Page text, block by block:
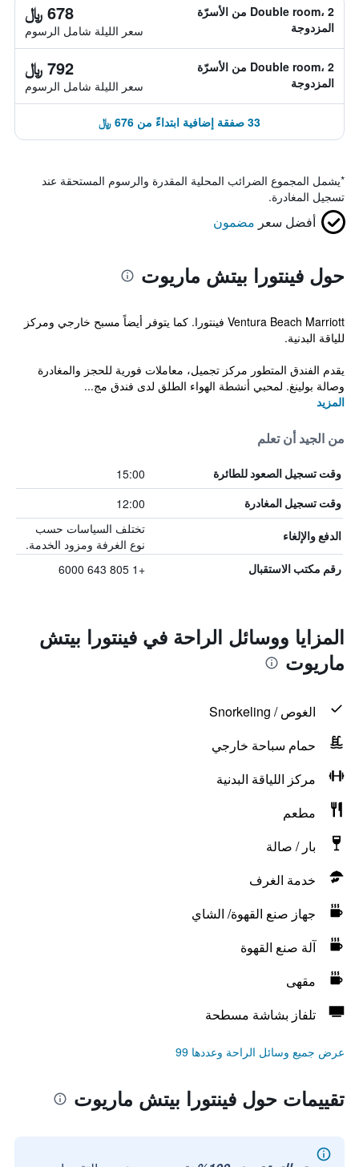
Double room، 2 من الأسرّة
المزدوجة
678 ﷼
سعر الليلة شامل الرسوم
Double room، 2 من الأسرّة
المزدوجة
792 ﷼
سعر الليلة شامل الرسوم
33 صفقة إضافية ابتداءً من 676 ﷼
*يشمل المجموع الضرائب المحلية المقدرة والرسوم المستحقة عند
تسجيل المغادرة.
أفضل سعر مضمون
حول فينتورا بيتش ماريوت
Ventura Beach Marriott فينتورا. كما يتوفر أيضاً مسبح خارجي ومركز
للياقة البدنية.
يقدم الفندق المتطور مركز تجميل، معاملات فورية للحجز والمغادرة
وصالة بولينغ. لمحبي أنشطة الهواء الطلق لدى فندق مج...
المزيد
من الجيد أن تعلم
وقت تسجيل الصعود للطائرة 15:00
وقت تسجيل المغادرة 12:00
الدفع والإلغاء
تختلف السياسات حسب
نوع الغرفة ومزود الخدمة.
رقم مكتب الاستقبال +1 805 643 6000
المزايا ووسائل الراحة في فينتورا بيتش
ماريوت
الغوص / Snorkeling
حمام سباحة خارجي
مركز اللياقة البدنية
مطعم
بار / صالة
خدمة الغرف
جهاز صنع القهوة/ الشاي
آلة صنع القهوة
مقهى
تلفاز بشاشة مسطحة
عرض جميع وسائل الراحة وعددها 99
تقييمات حول فينتورا بيتش ماريوت